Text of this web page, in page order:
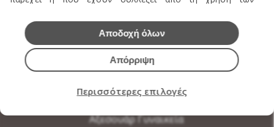
Υποδήματα
Εσώρουχα Ανδρικά
Εσώρουχα Γυναικεία
Αξεσουάρ Ανδρικά
Αξεσουάρ Γυναικεία
Απόρριψη
Αποδοχή όλων
Περισσότερες επιλογές